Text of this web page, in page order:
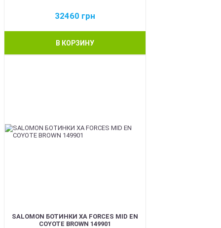
32460 грн
В КОРЗИНУ
SALOMON БОТИНКИ XA FORCES MID EN
COYOTE BROWN 149901